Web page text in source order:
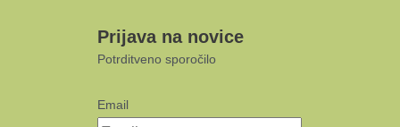
Prijava na novice
Potrditveno sporočilo
Email